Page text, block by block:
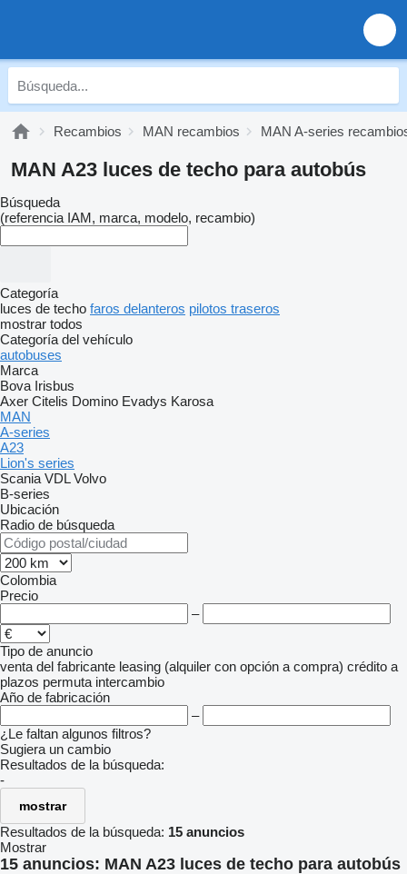
Recambios MAN recambios MAN A-series
MAN A23 luces de techo para autobús
Búsqueda
(referencia IAM, marca, modelo, recambio)
Categoría
luces de techo faros delanteros pilotos traseros
mostrar todos
Categoría del vehículo
autobuses
Marca
Bova Irisbus
Axer Citelis Domino Evadys Karosa
MAN
A-series
A23
Lion's series
Scania VDL Volvo
B-series
Ubicación
Radio de búsqueda
Colombia
Precio
–
Tipo de anuncio
venta del fabricante leasing (alquiler con opción a compra) crédito a
plazos permuta intercambio
Año de fabricación
–
¿Le faltan algunos filtros?
Sugiera un cambio
Resultados de la búsqueda:
-
mostrar
Resultados de la búsqueda: 15 anuncios
Mostrar
15 anuncios: MAN A23 luces de techo para autobús